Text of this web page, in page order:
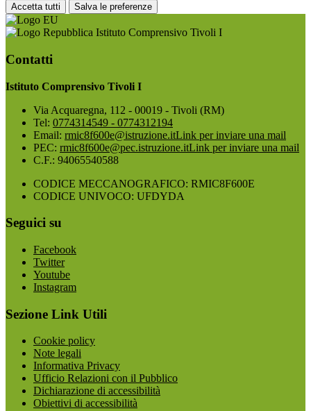
Accetta tutti Salva le preferenze
Istituto Comprensivo Tivoli I
Contatti
Istituto Comprensivo Tivoli I
Via Acquaregna, 112 - 00019 - Tivoli (RM)
Tel: 0774314549 - 0774312194
Email: rmic8f600e@istruzione.itLink per inviare una mail
PEC: rmic8f600e@pec.istruzione.itLink per inviare una mail
C.F.: 94065540588
CODICE MECCANOGRAFICO: RMIC8F600E
CODICE UNIVOCO: UFDYDA
Seguici su
Facebook
Twitter
Youtube
Instagram
Sezione Link Utili
Cookie policy
Note legali
Informativa Privacy
Ufficio Relazioni con il Pubblico
Dichiarazione di accessibilità
Obiettivi di accessibilità